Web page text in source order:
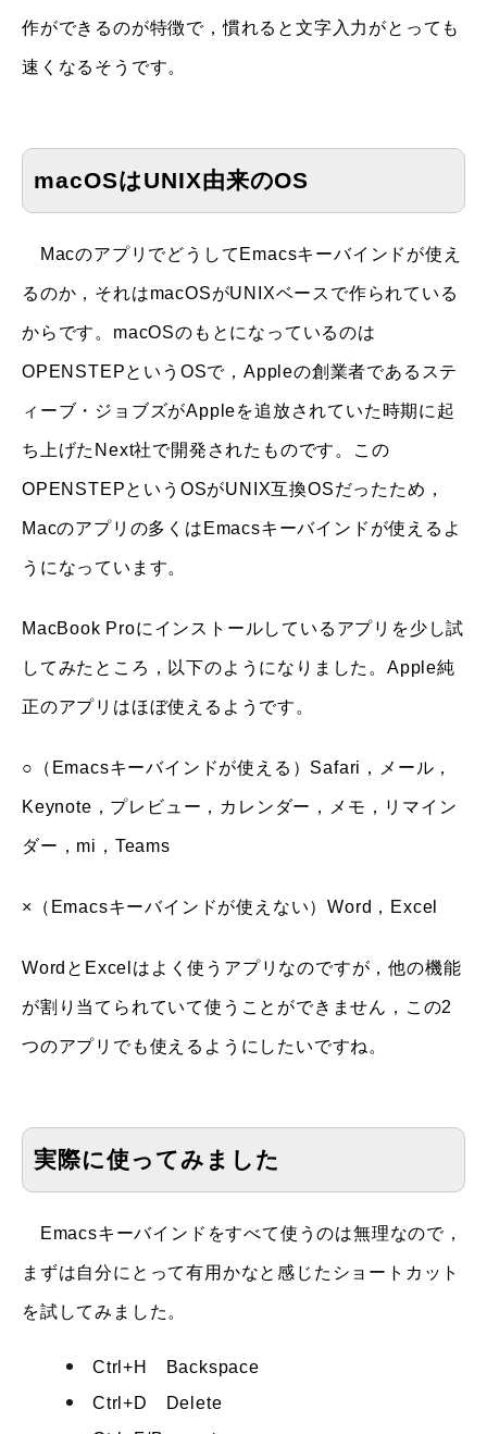
作ができるのが特徴で，慣れると文字入力がとっても
速くなるそうです。
macOSはUNIX由来のOS
MacのアプリでどうしてEmacsキーバインドが使え
るのか，それはmacOSがUNIXベースで作られている
からです。macOSのもとになっているのは
OPENSTEPというOSで，Appleの創業者であるステ
ィーブ・ジョブズがAppleを追放されていた時期に起
ち上げたNext社で開発されたものです。この
OPENSTEPというOSがUNIX互換OSだったため，
Macのアプリの多くはEmacsキーバインドが使えるよ
うになっています。
MacBook Proにインストールしているアプリを少し試
してみたところ，以下のようになりました。Apple純
正のアプリはほぼ使えるようです。
○（Emacsキーバインドが使える）Safari，メール，
Keynote，プレビュー，カレンダー，メモ，リマイン
ダー，mi，Teams
×（Emacsキーバインドが使えない）Word，Excel
WordとExcelはよく使うアプリなのですが，他の機能
が割り当てられていて使うことができません，この2
つのアプリでも使えるようにしたいですね。
実際に使ってみました
Emacsキーバインドをすべて使うのは無理なので，
まずは自分にとって有用かなと感じたショートカット
を試してみました。
Ctrl+H Backspace
Ctrl+D Delete